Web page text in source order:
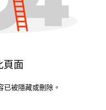
頁面
被隱藏或刪除。